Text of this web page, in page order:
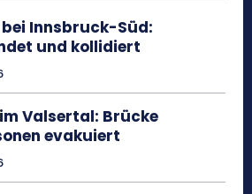
Innsbruck-Süd:
und kollidiert
Valsertal: Brücke
evakuiert